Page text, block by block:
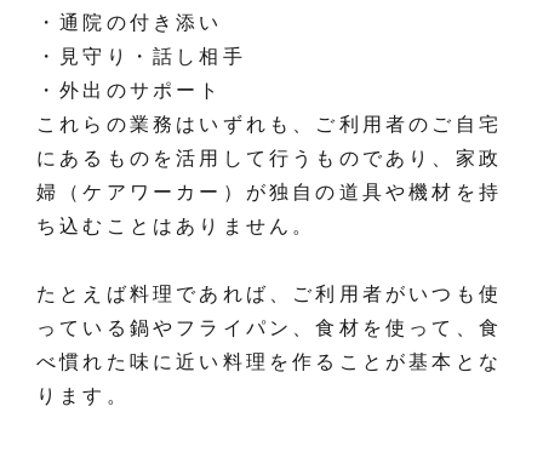
・通院の付き添い
・見守り・話し相手
・外出のサポート
これらの業務はいずれも、ご利用者のご自宅
にあるものを活用して行うものであり、家政
婦（ケアワーカー）が独自の道具や機材を持
ち込むことはありません。
たとえば料理であれば、ご利用者がいつも使
っている鍋やフライパン、食材を使って、食
べ慣れた味に近い料理を作ることが基本とな
ります。